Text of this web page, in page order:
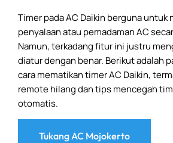
Timer pada AC Daikin berguna untuk
penyalaan atau pemadaman AC
Namun, terkadang fitur ini justru
diatur dengan benar. Berikut adalah
cara mematikan timer AC Daikin,
remote hilang dan tips mencegah
otomatis.
Tukang AC Mojokerto